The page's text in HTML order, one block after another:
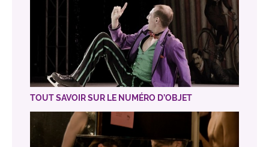
TOUT SAVOIR SUR LE NUMÉRO D’OBJET